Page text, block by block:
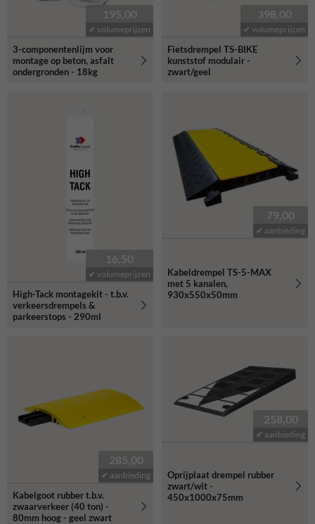
195,00
✔ volumeprijzen
3-componentenlijm voor
montage op beton, asfalt
ondergronden - 18kg
398,00
✔ volumeprijzen
Fietsdrempel TS-BIKE
kunststof modulair -
zwart/geel
16,50
✔ volumeprijzen
High-Tack montagekit - t.b.v.
verkeersdrempels &
parkeerstops - 290ml
79,00
✔ aanbieding
Kabeldrempel TS-5-MAX
met 5 kanalen,
930x550x50mm
285,00
✔ aanbieding
Kabelgoot rubber t.b.v.
zwaarverkeer (40 ton) -
80mm hoog - geel zwart
258,00
✔ aanbieding
Oprijplaat drempel rubber
zwart/wit -
450x1000x75mm